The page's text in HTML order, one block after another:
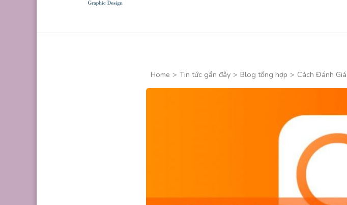
Home > Tin tức gần đây > Blog tổng hợp > Cách Đánh